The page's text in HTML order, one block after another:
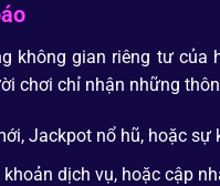
không gian riêng tư
chơi chỉ nhận những
Jackpot nổ hũ, hoặc sự
dịch vụ, hoặc cập